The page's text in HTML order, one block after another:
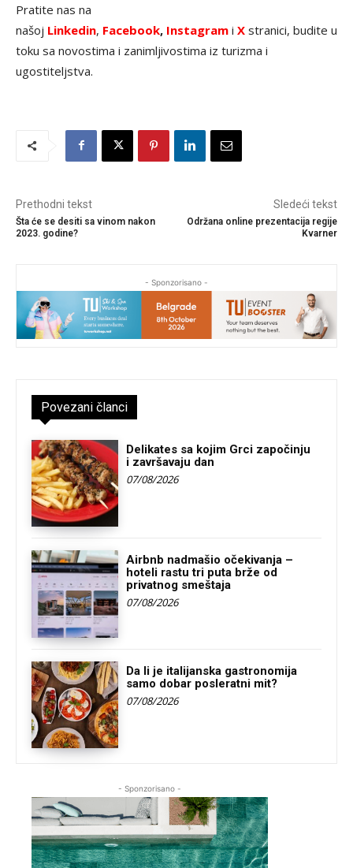
Pratite nas na
našoj Linkedin, Facebook, Instagram i X stranici, budite u
toku sa novostima i zanimljivostima iz turizma i
ugostiteljstva.
Prethodni tekst
Šta će se desiti sa vinom nakon
2023. godine?
Sledeći tekst
Održana online prezentacija regije
Kvarner
- Sponzorisano -
Povezani članci
Delikates sa kojim Grci započinju
i završavaju dan
07/08/2026
Airbnb nadmašio očekivanja –
hoteli rastu tri puta brže od
privatnog smeštaja
07/08/2026
Da li je italijanska gastronomija
samo dobar posleratni mit?
07/08/2026
- Sponzorisano -